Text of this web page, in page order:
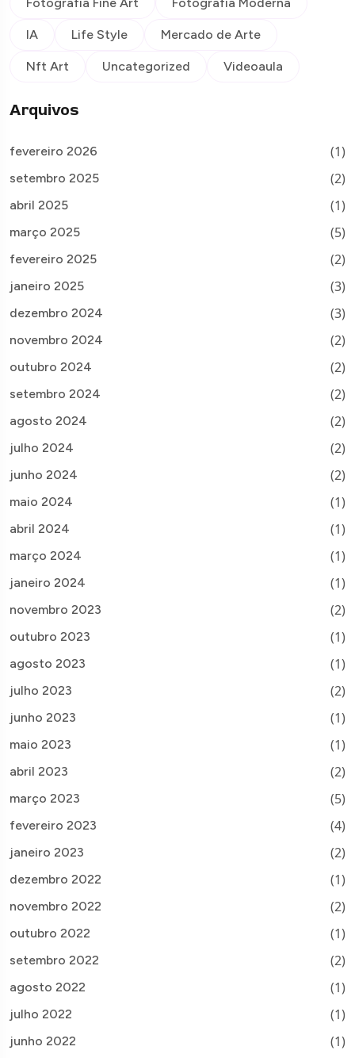
IA Life Style Mercado de Arte
Nft Art Uncategorized Videoaula
Arquivos
fevereiro 2026 (1)
setembro 2025 (2)
abril 2025 (1)
março 2025 (5)
fevereiro 2025 (2)
janeiro 2025 (3)
dezembro 2024 (3)
novembro 2024 (2)
outubro 2024 (2)
setembro 2024 (2)
agosto 2024 (2)
julho 2024 (2)
junho 2024 (2)
maio 2024 (1)
abril 2024 (1)
março 2024 (1)
janeiro 2024 (1)
novembro 2023 (2)
outubro 2023 (1)
agosto 2023 (1)
julho 2023 (2)
junho 2023 (1)
maio 2023 (1)
abril 2023 (2)
março 2023 (5)
fevereiro 2023 (4)
janeiro 2023 (2)
dezembro 2022 (1)
novembro 2022 (2)
outubro 2022 (1)
setembro 2022 (2)
agosto 2022 (1)
julho 2022 (1)
junho 2022 (1)